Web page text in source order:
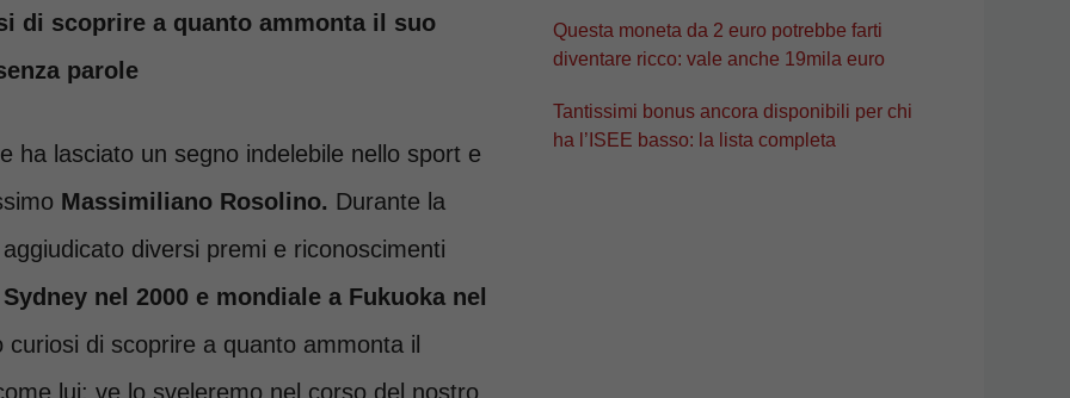
di scoprire a quanto ammonta il suo
parole
ha lasciato un segno indelebile nello sport e
Massimiliano Rosolino. Durante la
diversi premi e riconoscimenti
nel 2000 e mondiale a Fukuoka nel
di scoprire a quanto ammonta il
lui: ve lo sveleremo nel corso del nostro
Questa moneta da 2 euro potrebbe farti
diventare ricco: vale anche 19mila euro
Tantissimi bonus ancora disponibili per chi
ha l’ISEE basso: la lista completa